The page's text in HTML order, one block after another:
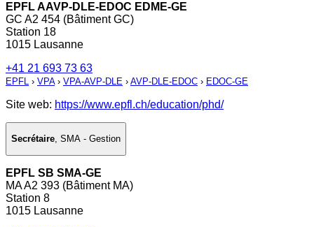
EPFL AAVP-DLE-EDOC EDME-GE
GC A2 454 (Bâtiment GC)
Station 18
1015 Lausanne
+41 21 693 73 63
EPFL › VPA› VPA-AVP-DLE › AVP-DLE-EDOC › EDOC-GE
Site web: https://www.epfl.ch/education/phd/
Secrétaire, SMA - Gestion
EPFL SB SMA-GE
MA A2 393 (Bâtiment MA)
Station 8
1015 Lausanne